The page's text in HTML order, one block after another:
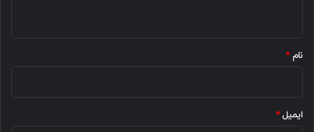
نام*
ایمیل*